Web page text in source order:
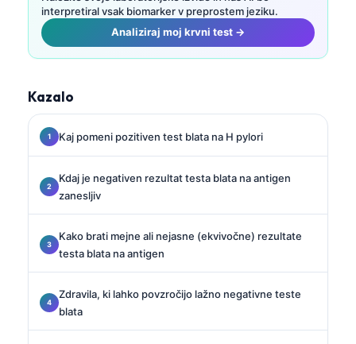
interpretiral vsak biomarker v preprostem jeziku.
Analiziraj moj krvni test →
Kazalo
Kaj pomeni pozitiven test blata na H pylori
Kdaj je negativen rezultat testa blata na antigen
zanesljiv
Kako brati mejne ali nejasne (ekvivočne) rezultate
testa blata na antigen
Zdravila, ki lahko povzročijo lažno negativne teste
blata